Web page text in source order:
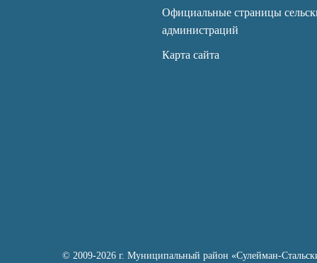
Официальные страницы
администраций
Карта сайта
© 2009-2026 г. Муниципальный район «Сулейман-